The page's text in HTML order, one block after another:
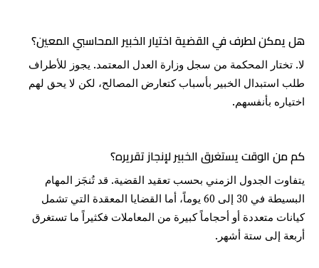
هل يمكن لطرف في القضية اختيار الخبير المحاسبي المعين؟
لا. تختار المحكمة من سجل وزارة العدل المعتمد. يجوز للأطراف
طلب استبدال الخبير بأسباب كتعارض المصالح، لكن لا يحق لهم
اختياره بأنفسهم.
كم من الوقت يستغرق الخبير لإنجاز تقريره؟
يتفاوت الجدول الزمني بحسب تعقيد القضية. قد تُنجَز المهام
البسيطة في 30 إلى 60 يوماً، أما القضايا المعقدة التي تشمل
كيانات متعددة أو أحجاماً كبيرة من المعاملات فكثيراً ما تستغرق
أربعة إلى ستة أشهر.